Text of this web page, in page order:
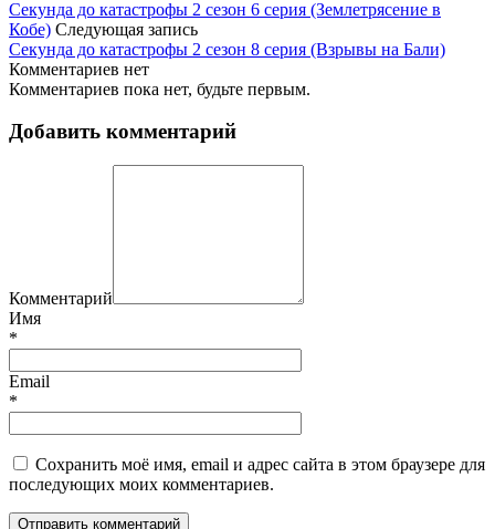
Секунда до катастрофы 2 сезон 6 серия (Землетрясение в
Кобе) Следующая запись
Секунда до катастрофы 2 сезон 8 серия (Взрывы на Бали)
Комментариев нет
Комментариев пока нет, будьте первым.
Добавить комментарий
Комментарий
Имя
*
Email
*
Сохранить моё имя, email и адрес сайта в этом браузере для
последующих моих комментариев.